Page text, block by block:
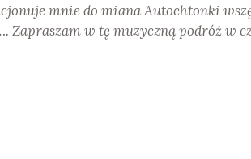
mnie do miana Autochtonki
Zapraszam w tę muzyczną podróż w